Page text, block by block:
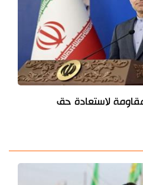
لاستعادة حق